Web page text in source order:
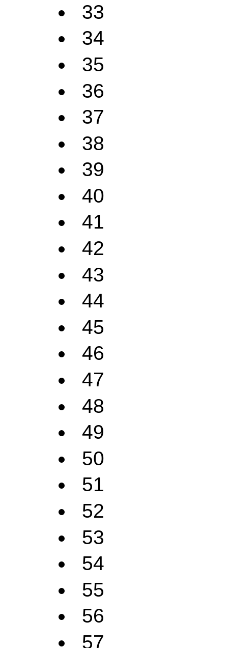
33
34
35
36
37
38
39
40
41
42
43
44
45
46
47
48
49
50
51
52
53
54
55
56
57